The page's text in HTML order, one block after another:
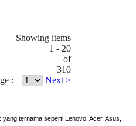
Showing items
1 - 20
of
310
:
Next >
ternama seperti Lenovo, Acer, Asus,